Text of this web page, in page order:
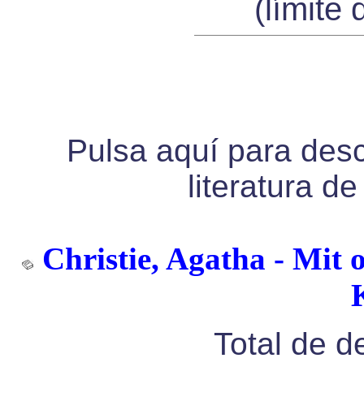
(límite
Pulsa aquí para
literatura
Christie, Agatha - Mit
Total de